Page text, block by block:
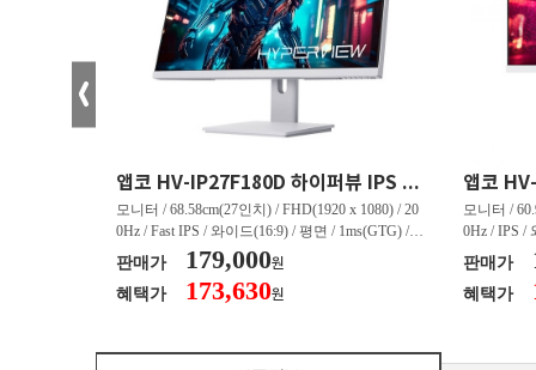
앱코 HV-IP27F180D 하이퍼뷰 IPS FHD 200 HDR 무결점
모니터 / 68.58cm(27인치) / FHD(1920 x 1080) / 20
0Hz / Fast IPS / 와이드(16:9) / 평면 / 1ms(GTG) / 3
50nit / 1,000:1 / 헤드폰 아웃 / LED 조명 / 틸트(상
하) / 6kg / [색상영역] / sRGB:128% / Adobe RGB:8
5% / DCI-P3:91% / NTSC:90% / [게임특화] / 조준
판매가 179,000원
혜택가 173,630원
모니터 /
0Hz / IPS /
50nit /
하) / 4.9kg
80% / DCI-
판매가
혜택가